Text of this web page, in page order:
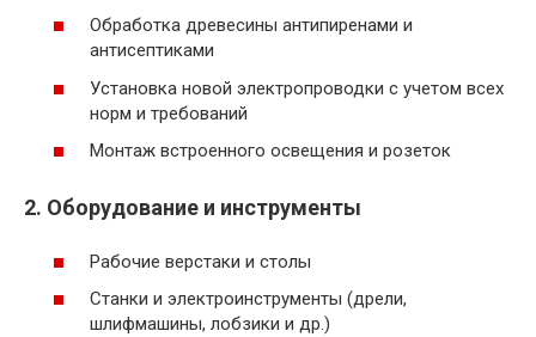
Обработка древесины антипиренами и
антисептиками
Установка новой электропроводки с учетом всех
норм и требований
Монтаж встроенного освещения и розеток
2. Оборудование и инструменты
Рабочие верстаки и столы
Станки и электроинструменты (дрели,
шлифмашины, лобзики и др.)